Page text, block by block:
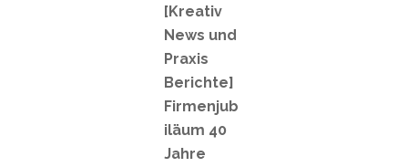
[Kreativ
News und
Praxis
Berichte]
Firmenjub
iläum 40
Jahre